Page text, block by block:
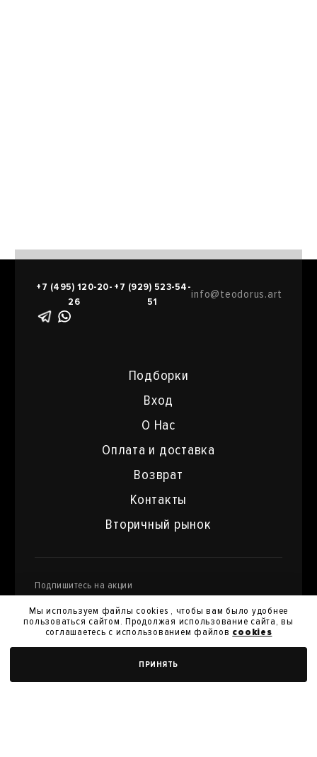
Подборки
Вход
О Нас
Оплата и доставка
Возврат
Контакты
Вторичный рынок
+7 (495) 120-20-
26
+7 (929) 523-54-
51
info@teodorus.art
Подпишитесь на акции
согласие на обработку моих персональных
Мы используем файлы cookies , чтобы вам было удобнее
пользоваться сайтом. Продолжая использование сайта, вы
соглашаетесь с использованием файлов cookies
ПРИНЯТЬ